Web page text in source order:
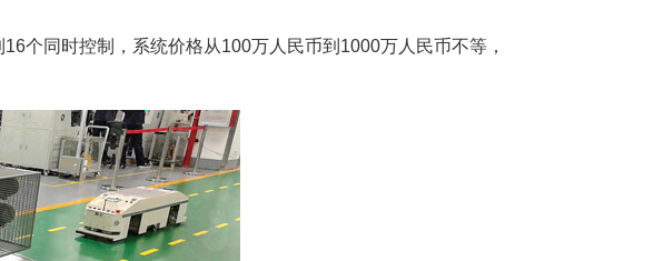
个同时控制，系统价格从100万人民币到1000万人民币不等，